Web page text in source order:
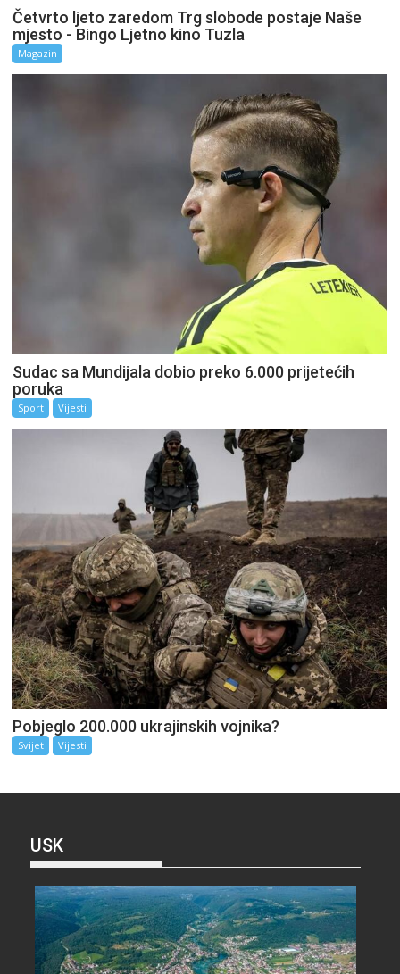
Četvrto ljeto zaredom Trg slobode postaje Naše
mjesto - Bingo Ljetno kino Tuzla
Magazin
Sudac sa Mundijala dobio preko 6.000 prijetećih
poruka
Sport Vijesti
Pobjeglo 200.000 ukrajinskih vojnika?
Svijet Vijesti
USK